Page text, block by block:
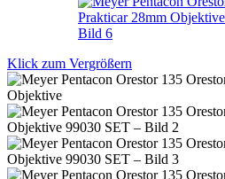
Klick zum Vergrößern